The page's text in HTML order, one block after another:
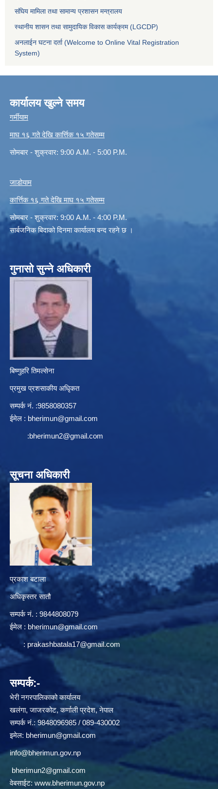
संघिय मामिला तथा सामान्य प्रशासन मन्त्रालय
स्थानीय शासन तथा सामुदायिक विकास कार्यक्रम (LGCDP)
अनलाईन घटना दर्ता (Welcome to Online Vital Registration
System)
कार्यालय खुल्ने समय
गर्मीयाम
माघ १६ गते देखि कार्त्तिक १५ गतेसम्म
सोमबार - शुक्रवार: 9:00 A.M. - 5:00 P.M.
जाडोयाम
कार्त्तिक १६ गते देखि माघ १५ गतेसम्म
सोमबार - शुक्रवार: 9:00 A.M. - 4:00 P.M.
सार्बजनिक बिदाको दिनमा कार्यालय बन्द रहने छ ।
गुनासो सुन्ने अधिकारी
बिष्णुहरि तिमल्सेना
प्रमुख प्रशसाकीय अधिृकत
सम्पर्क न‌ं. :9858080357
ईमेल : bherimun@gmail.com
:bherimun2@gmail.com
सूचना अधिकारी
प्रकाश बटाला
अधिकृस्तर सातौ
सम्पर्क न‌ं. : 9844808079
ईमेल : bherimun@gmail.com
: prakashbatala17@gmail.com
सम्पर्क:-
भेरी नगरपालिकाको कार्यालय
खलंगा, जाजरकोट, कर्णाली प्रदेश, नेपाल
सम्पर्क नं.: 9848096985 / 089-430002
इमेल: bherimun@gmail.com
info@bherimun.gov.np
bherimun2@gmail.com
वेबसाईट: www.bherimun.gov.np